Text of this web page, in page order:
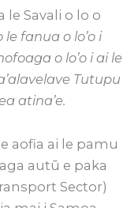
le Savali o lo o
le fanua o lo’o i
o lo’o i ai le
Tutupu
atina’e.
aofia ai le pamu
autū e paka
Sector)